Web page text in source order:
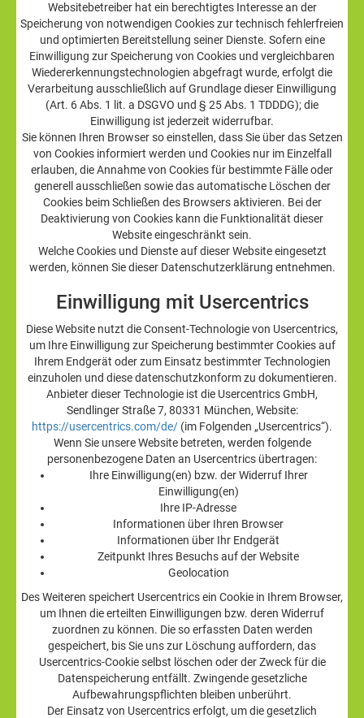
Websitebetreiber hat ein berechtigtes Interesse an der
Speicherung von notwendigen Cookies zur technisch fehlerfreien
und optimierten Bereitstellung seiner Dienste. Sofern eine
Einwilligung zur Speicherung von Cookies und vergleichbaren
Wiedererkennungstechnologien abgefragt wurde, erfolgt die
Verarbeitung ausschließlich auf Grundlage dieser Einwilligung
(Art. 6 Abs. 1 lit. a DSGVO und § 25 Abs. 1 TDDDG); die
Einwilligung ist jederzeit widerrufbar.
Sie können Ihren Browser so einstellen, dass Sie über das Setzen
von Cookies informiert werden und Cookies nur im Einzelfall
erlauben, die Annahme von Cookies für bestimmte Fälle oder
generell ausschließen sowie das automatische Löschen der
Cookies beim Schließen des Browsers aktivieren. Bei der
Deaktivierung von Cookies kann die Funktionalität dieser
Website eingeschränkt sein.
Welche Cookies und Dienste auf dieser Website eingesetzt
werden, können Sie dieser Datenschutzerklärung entnehmen.
Einwilligung mit Usercentrics
Diese Website nutzt die Consent-Technologie von Usercentrics,
um Ihre Einwilligung zur Speicherung bestimmter Cookies auf
Ihrem Endgerät oder zum Einsatz bestimmter Technologien
einzuholen und diese datenschutzkonform zu dokumentieren.
Anbieter dieser Technologie ist die Usercentrics GmbH,
Sendlinger Straße 7, 80331 München, Website:
https://usercentrics.com/de/ (im Folgenden „Usercentrics“).
Wenn Sie unsere Website betreten, werden folgende
personenbezogene Daten an Usercentrics übertragen:
Ihre Einwilligung(en) bzw. der Widerruf Ihrer
Einwilligung(en)
Ihre IP-Adresse
Informationen über Ihren Browser
Informationen über Ihr Endgerät
Zeitpunkt Ihres Besuchs auf der Website
Geolocation
Des Weiteren speichert Usercentrics ein Cookie in Ihrem Browser,
um Ihnen die erteilten Einwilligungen bzw. deren Widerruf
zuordnen zu können. Die so erfassten Daten werden
gespeichert, bis Sie uns zur Löschung auffordern, das
Usercentrics-Cookie selbst löschen oder der Zweck für die
Datenspeicherung entfällt. Zwingende gesetzliche
Aufbewahrungspflichten bleiben unberührt.
Der Einsatz von Usercentrics erfolgt, um die gesetzlich